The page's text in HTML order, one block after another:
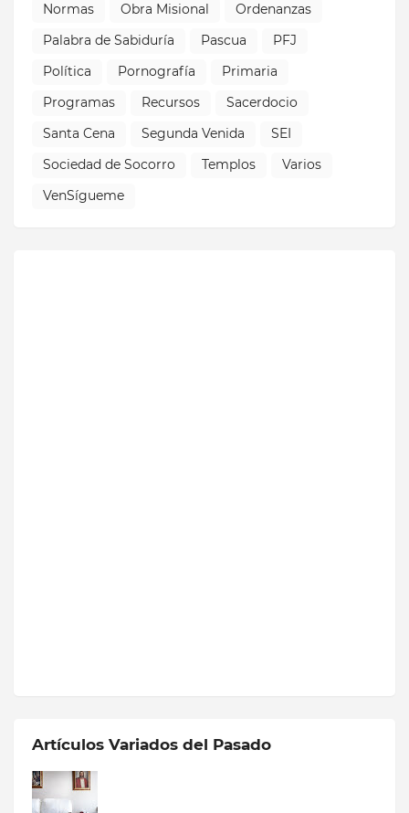
Normas
Obra Misional
Ordenanzas
Palabra de Sabiduría
Pascua
PFJ
Política
Pornografía
Primaria
Programas
Recursos
Sacerdocio
Santa Cena
Segunda Venida
SEI
Sociedad de Socorro
Templos
Varios
VenSígueme
Artículos Variados del Pasado